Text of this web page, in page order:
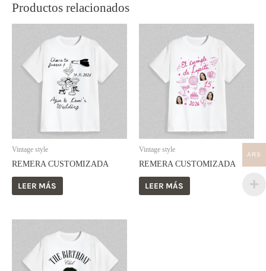
Productos relacionados
Vintage style
REMERA CUSTOMIZADA
LEER MÁS
Vintage style
REMERA CUSTOMIZADA
LEER MÁS
ARS